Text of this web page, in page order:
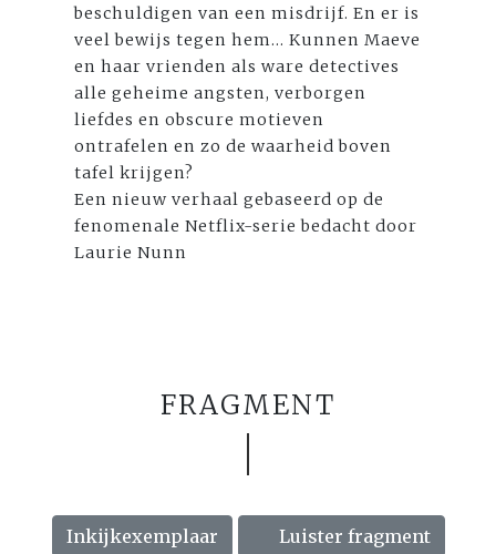
beschuldigen van een misdrijf. En er is
veel bewijs tegen hem... Kunnen Maeve
en haar vrienden als ware detectives
alle geheime angsten, verborgen
liefdes en obscure motieven
ontrafelen en zo de waarheid boven
tafel krijgen?
Een nieuw verhaal gebaseerd op de
fenomenale Netflix-serie bedacht door
Laurie Nunn
FRAGMENT
Inkijkexemplaar Luister fragment